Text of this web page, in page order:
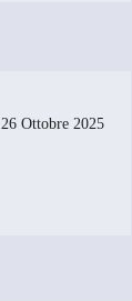
26 Ottobre 2025